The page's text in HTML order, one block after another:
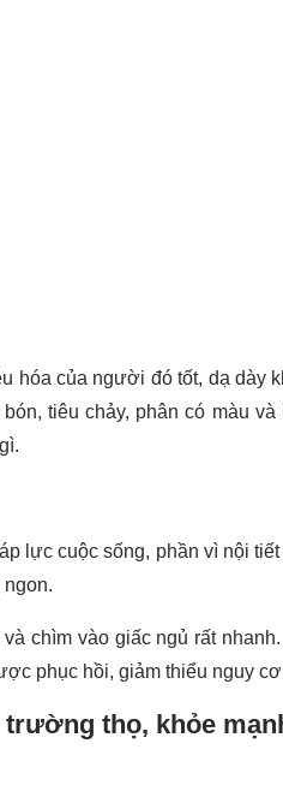
hóa của người đó tốt, dạ dày
tiêu chảy, phân có màu
lực cuộc sống, phần vì nội
chìm vào giấc ngủ rất
phục hồi, giảm thiểu nguy
thọ, khỏe